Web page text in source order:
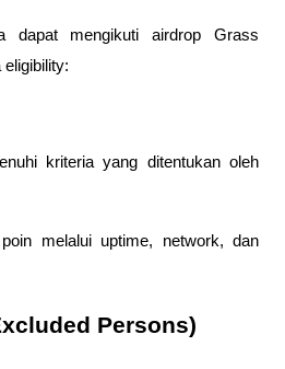
dapat mengikuti airdrop Grass
kriteria yang ditentukan oleh
melalui uptime, network, dan
Persons)